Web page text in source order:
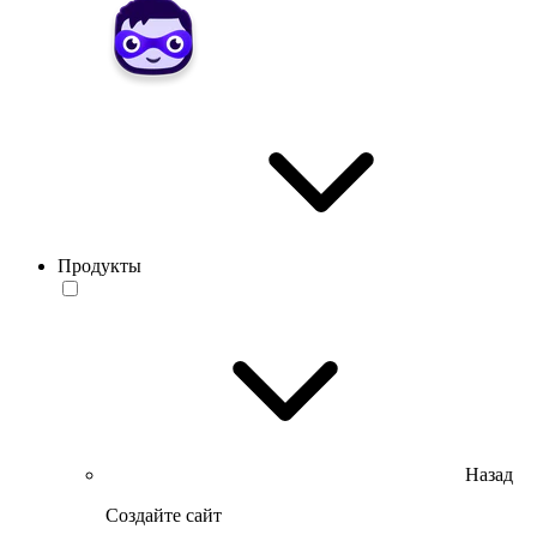
Продукты
Назад
Создайте сайт